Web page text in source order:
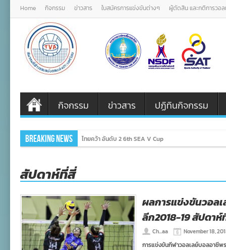
Home กิจกรรม ข่าวสาร ใบสมัครการแข่งขันต่างๆ ผู้ตัดสิน และกติการวอ
กิจกรรม ข่าวสาร ปฏิทินกิจกรรม
Breaking News ไทยคว้า อันดับ 2 6th SEA V Cup
สัปดาห์ที่สี่
ผลการแข่งขันวอล
ลีก2018-19 สัปดา
Ch...aa November 18,
การแข่งขันกีฬาวอลเลย์บอลอาชีพ